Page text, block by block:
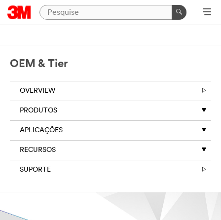
OEM & Tier
OVERVIEW
PRODUTOS
APLICAÇÕES
RECURSOS
SUPORTE